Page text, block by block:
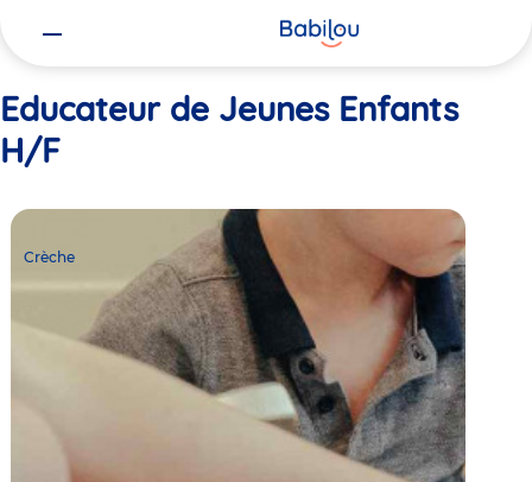
Educateur de Jeunes Enfants
H/F
Crèche
Babilou
Locard
Crèche